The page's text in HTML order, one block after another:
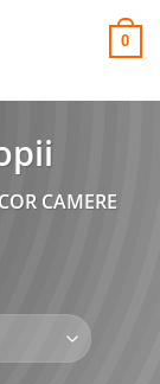
0
CAMERE